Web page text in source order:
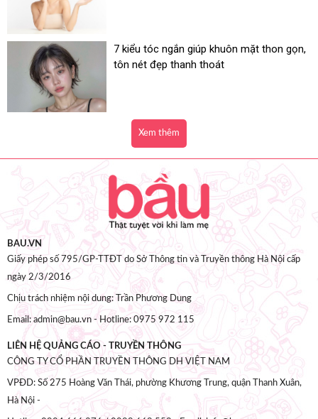
7 kiểu tóc ngắn giúp khuôn mặt thon gọn,
tôn nét đẹp thanh thoát
Xem thêm
BAU.VN
Giấy phép số 795/GP-TTĐT do Sở Thông tin và Truyền thông Hà Nội cấp
ngày 2/3/2016
Chịu trách nhiệm nội dung: Trần Phương Dung
Email: admin@bau.vn - Hotline: 0975 972 115
LIÊN HỆ QUẢNG CÁO - TRUYỀN THÔNG
CÔNG TY CỔ PHẦN TRUYỀN THÔNG DH VIỆT NAM
VPĐD: Số 275 Hoàng Văn Thái, phường Khương Trung, quận Thanh Xuân,
Hà Nội -